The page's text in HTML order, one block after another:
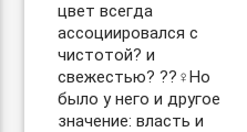
цвет всегда
ассоциировался с
чистотой? и
свежестью? ??‍♀️Но
было у него и другое
значение: власть и